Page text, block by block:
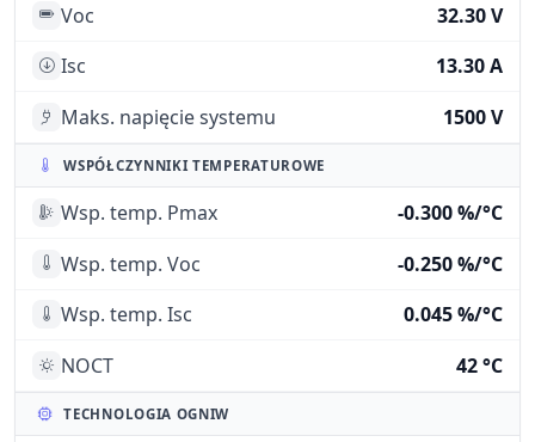
Voc
32.30 V
Isc
13.30 A
Maks. napięcie systemu
1500 V
WSPÓŁCZYNNIKI TEMPERATUROWE
Wsp. temp. Pmax
-0.300 %/°C
Wsp. temp. Voc
-0.250 %/°C
Wsp. temp. Isc
0.045 %/°C
NOCT
42 °C
TECHNOLOGIA OGNIW